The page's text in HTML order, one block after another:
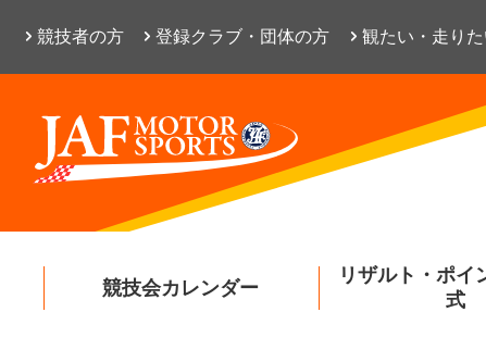
競技者の方 登録クラブ・団体の方 観たい・走り
競技会カレンダー
リザルト・ポイ
式